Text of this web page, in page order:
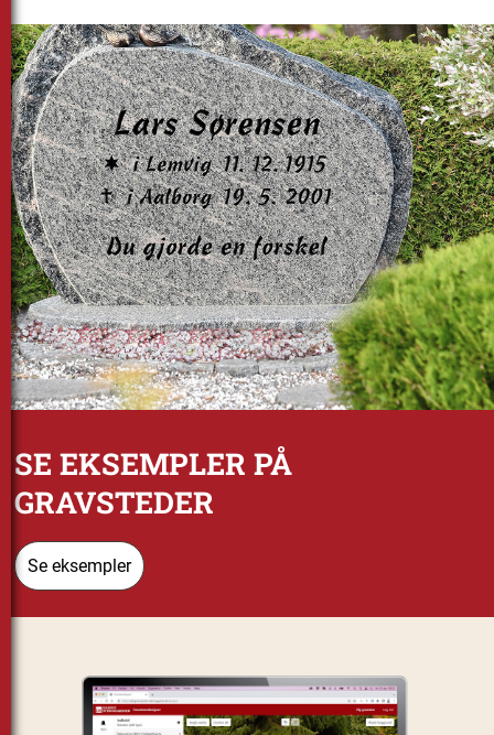
SE EKSEMPLER PÅ
GRAVSTEDER
Se eksempler